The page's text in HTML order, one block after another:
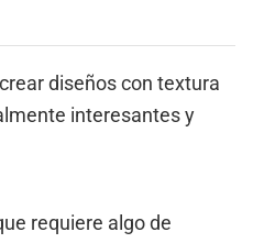
diseños con textura
interesantes y
requiere algo de